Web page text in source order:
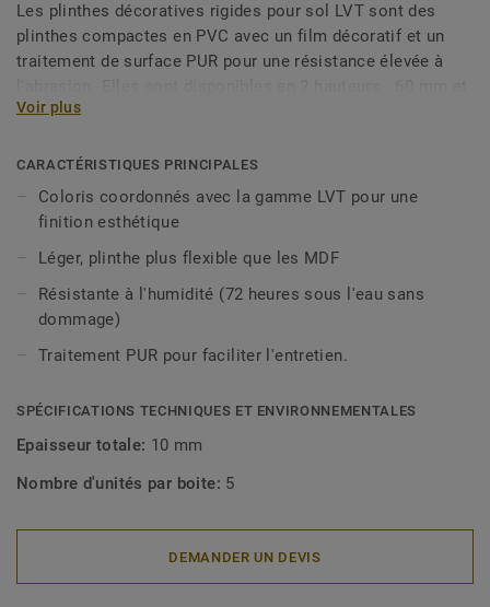
Les plinthes décoratives rigides pour sol LVT sont des
plinthes compactes en PVC avec un film décoratif et un
traitement de surface PUR pour une résistance élevée à
80 mm (gamme Ultimate) et ont des couleurs coordonnées
décoratives sont compatibles avec tous nos revêtements
LVT (à coller, à cliquer et en pose libre).
Voir plus
CARACTÉRISTIQUES PRINCIPALES
Coloris coordonnés avec la gamme LVT pour une
finition esthétique
Léger, plinthe plus flexible que les MDF
Résistante à l'humidité (72 heures sous l'eau sans
dommage)
Traitement PUR pour faciliter l'entretien.
SPÉCIFICATIONS TECHNIQUES ET ENVIRONNEMENTALES
Epaisseur totale: 10 mm
Nombre d'unités par boite: 5
DEMANDER UN DEVIS